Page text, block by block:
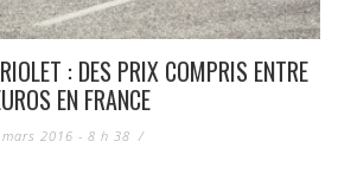
: DES PRIX COMPRIS ENTRE
EN FRANCE
mars 2016 - 8 h 38 /